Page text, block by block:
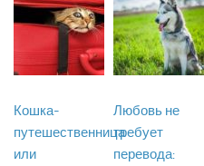
Кошка-
путешественница
или
Любовь не
требует
перевода: